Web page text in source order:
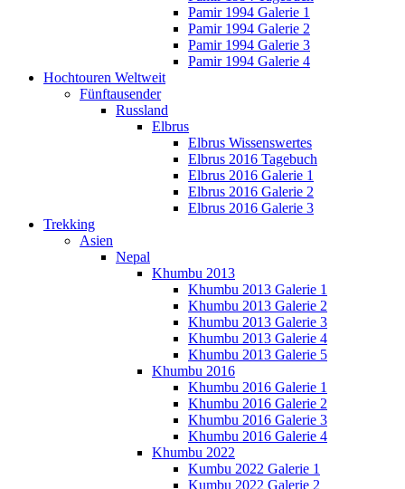
Pamir 1994 Galerie 1
Pamir 1994 Galerie 2
Pamir 1994 Galerie 3
Pamir 1994 Galerie 4
Hochtouren Weltweit
Fünftausender
Russland
Elbrus
Elbrus Wissenswertes
Elbrus 2016 Tagebuch
Elbrus 2016 Galerie 1
Elbrus 2016 Galerie 2
Elbrus 2016 Galerie 3
Trekking
Asien
Nepal
Khumbu 2013
Khumbu 2013 Galerie 1
Khumbu 2013 Galerie 2
Khumbu 2013 Galerie 3
Khumbu 2013 Galerie 4
Khumbu 2013 Galerie 5
Khumbu 2016
Khumbu 2016 Galerie 1
Khumbu 2016 Galerie 2
Khumbu 2016 Galerie 3
Khumbu 2016 Galerie 4
Khumbu 2022
Kumbu 2022 Galerie 1
Kumbu 2022 Galerie 2